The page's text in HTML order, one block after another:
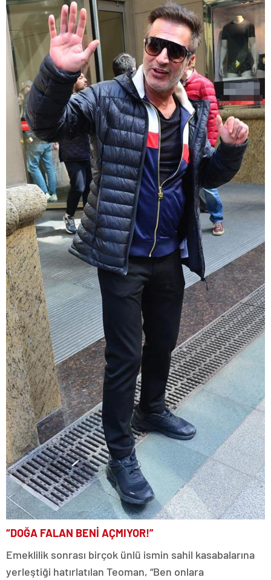
“DOĞA FALAN BENİ AÇMIYOR!”
Emeklilik sonrası birçok ünlü ismin sahil kasabalarına
yerleştiği hatırlatılan Teoman, “Ben onlara